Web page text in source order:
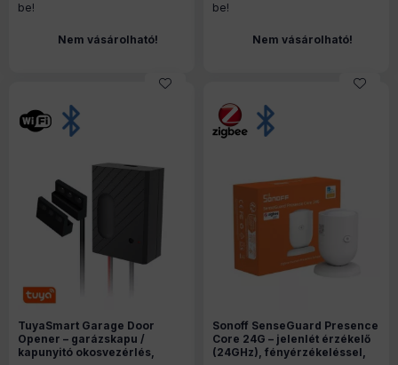
be!
Nem vásárolható!
be!
Nem vásárolható!
TuyaSmart Garage Door
Opener – garázskapu /
kapunyitó okosvezérlés,
Sonoff SenseGuard Presence
Core 24G – jelenlét érzékelő
(24GHz), fényérzékeléssel,